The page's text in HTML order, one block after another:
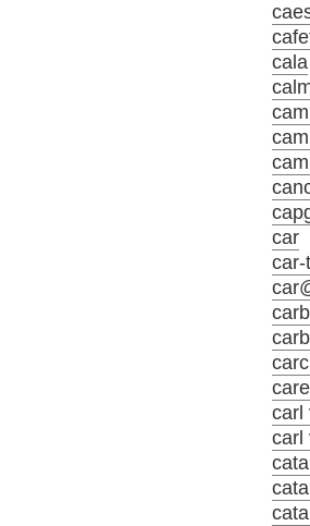
cala
car
car-
carl
carl